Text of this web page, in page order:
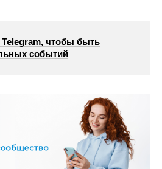
Telegram, чтобы быть
событий